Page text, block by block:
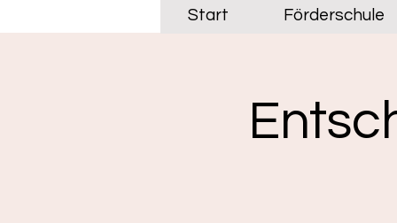
Start Förderschule